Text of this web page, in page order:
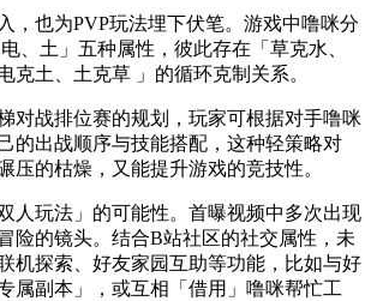
，也为PVP玩法埋下伏笔。游戏中噜咪分
、土」五种属性，彼此存在「草克水、
克土、土克草 」的循环克制关系。
对战排位赛的规划， 玩家可根据对手噜咪
的出战顺序与技能搭配，这种轻策略对
压的枯燥，又能提升游戏的竞技性。
人玩法」 的可能性。首曝视频中多次出现
险的镜头。 结合B站社区的社交属性，未
机探索
好友家园互助等功能 ， 比如与好
属副本」，或互相 「借用」 噜咪帮忙工